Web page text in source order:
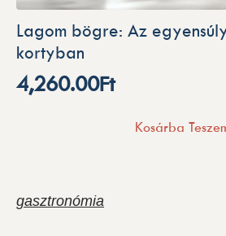
Lagom bögre: Az
kortyban
4,260.00Ft
Kosárba
gasztronómia